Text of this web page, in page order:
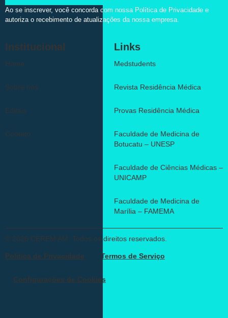
Ao se inscrever, você concorda com nossa Política de Privacidade e
autoriza o recebimento de atualizações da nossa empresa.
Institucional
Home
Sobre nós
Editais
Contato
Links
Medstudents
Revista Residência Médica
Provas Residência Médica
Faculdade de Medicina de
Botucatu – UNESP
Faculdade de Ciências Médicas –
UNICAMP
Faculdade de Medicina de
Marília – FAMEMA
© 2026 CEREM AM. Todos os direitos reservados.
Política de Privacidade Termos de Serviço
Configurações de Cookies